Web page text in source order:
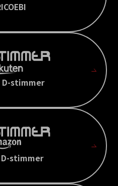
D-stimmer
stimmer